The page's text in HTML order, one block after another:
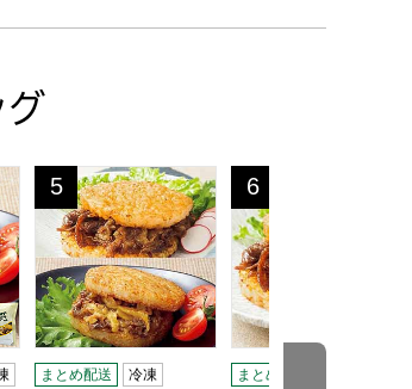
グ
ル】【サクワ】
6切) 6切(3切×2パック)【＠FROZEN】
ーガー＜チーズ＞×8個入り(L8334)【サマー
叙々苑 焼肉ライスバーガー2種セット＜特
5
位
まとめ配送 冷凍
叙々苑 焼肉ライス
6
位
まとめ配送